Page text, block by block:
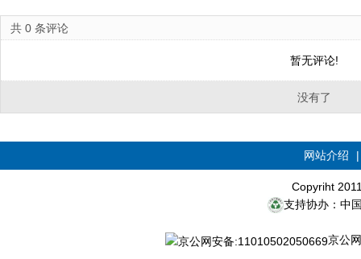
共 0 条评论
暂无评论!
没有了
网站介绍
Copyriht
支持协办：中
京公